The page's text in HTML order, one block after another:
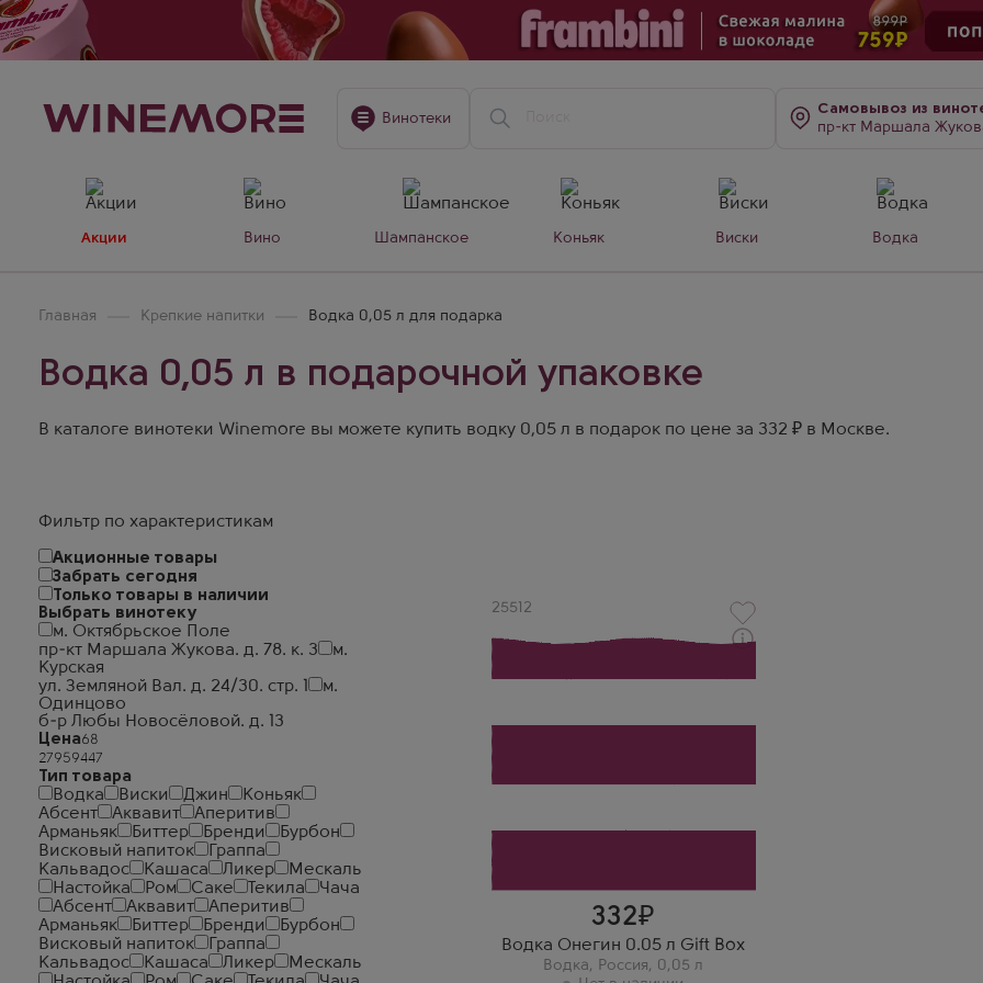
Винотеки
Самовывоз из
пр-кт Маршала Жукова, д.
Акции Вино Шампанское Коньяк Виски Водка
Главная Крепкие напитки Водка 0,05 л для подарка
Водка 0,05 л в подарочной упаковке
В каталоге винотеки Winemore вы можете купить водку 0,05 л в подарок по цене за 332 ₽ в Москве.
Фильтр по характеристикам
Акционные товары
Забрать сегодня
Только товары в наличии
Выбрать винотеку
м. Октябрьское Поле
пр-кт Маршала Жукова. д. 78. к. 3
м.
Курская
ул. Земляной Вал. д. 24/30. стр. 1
м.
Одинцово
б-р Любы Новосёловой. д. 13
Цена
Тип товара
Водка
Виски Джин
Коньяк
Абсент
Аквавит
Аперитив
Арманьяк
Биттер Бренди
Бурбон
Висковый напиток
Граппа
Кальвадос
Кашаса Ликер
Мескаль
Настойка
Ром Саке Текила
Чача
Абсент
Аквавит
Аперитив
Арманьяк
Биттер Бренди
Бурбон
Висковый напиток
Граппа
Кальвадос
Кашаса Ликер
Мескаль
Артикул
25512
332
Водка Онегин 0.05 л Gift Box
Водка, Россия, 0,05 л
Водка
Опытный завод НИВА
Бренд
Онегин